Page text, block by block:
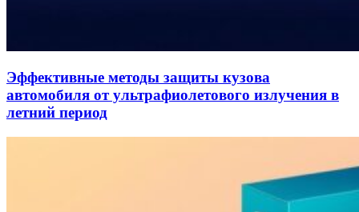
Эффективные методы защиты кузова
автомобиля от ультрафиолетового излучения в
летний период